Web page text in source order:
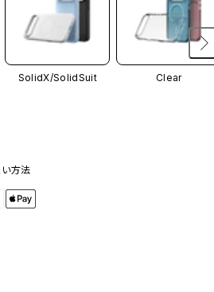
SolidX/SolidSuit Clear
方法